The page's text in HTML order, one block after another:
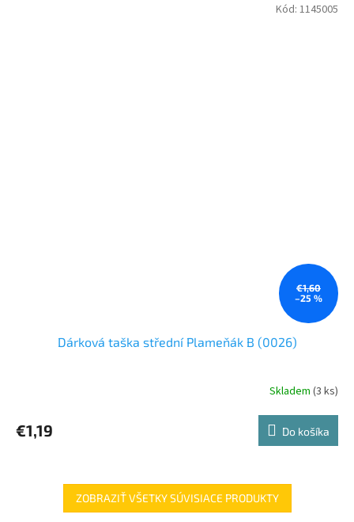
€1,60
–25 %
Dárková taška střední Plameňák B (0026)
Skladem (3 ks)
€1,19 Do košíka
Kód: 1145005
ZOBRAZIŤ VŠETKY SÚVISIACE PRODUKTY